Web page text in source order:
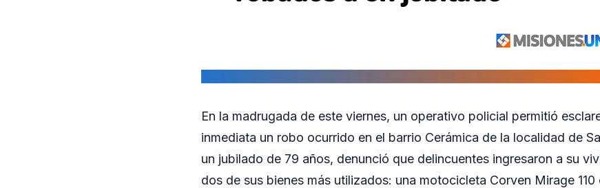
En la madrugada de este viernes, un operativo policial permitió
inmediata un robo ocurrido en el barrio Cerámica de la localidad de
un jubilado de 79 años, denunció que delincuentes ingresaron a su
dos de sus bienes más utilizados: una motocicleta Corven Mirage